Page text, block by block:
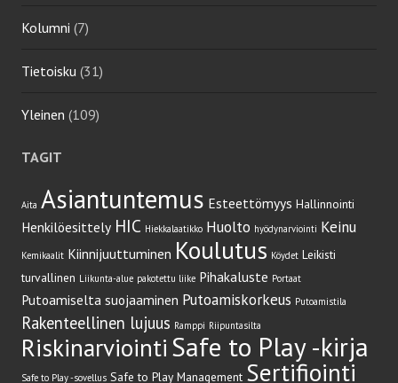
Kolumni (7)
Tietoisku (31)
Yleinen (109)
TAGIT
Aita Asiantuntemus Esteettömyys Hallinnointi
Henkilöesittely HIC Hiekkalaatikko Huolto hyödynarviointi Keinu
Kemikaalit Kiinnijuuttuminen Koulutus Köydet Leikisti
turvallinen Liikunta-alue pakotettu liike Pihakaluste Portaat
Putoamiselta suojaaminen Putoamiskorkeus Putoamistila
Rakenteellinen lujuus Ramppi Riipuntasilta
Riskinarviointi Safe to Play -kirja
Safe to Play -sovellus Safe to Play Management Sertifiointi